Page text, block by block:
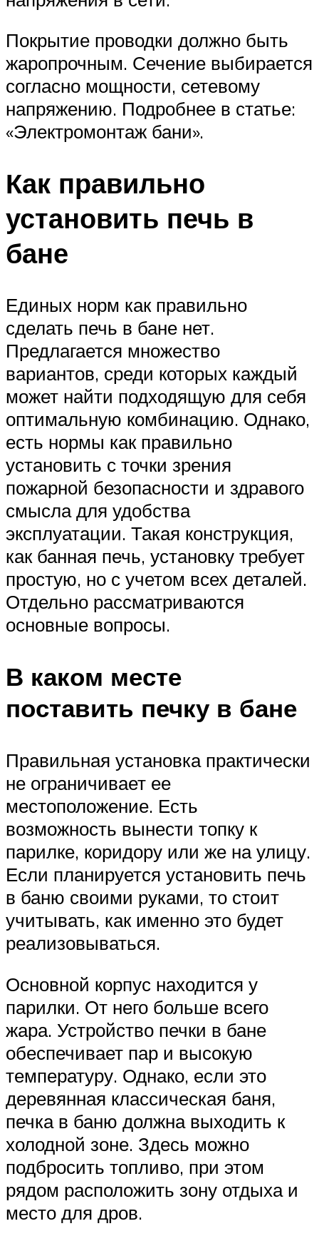
Покрытие проводки должно быть
жаропрочным. Сечение выбирается
согласно мощности, сетевому
напряжению. Подробнее в статье:
«Электромонтаж бани».
Как правильно
установить печь в
бане
Единых норм как правильно
сделать печь в бане нет.
Предлагается множество
вариантов, среди которых каждый
может найти подходящую для себя
оптимальную комбинацию. Однако,
есть нормы как правильно
установить с точки зрения
пожарной безопасности и здравого
смысла для удобства
эксплуатации. Такая конструкция,
как банная печь, установку требует
простую, но с учетом всех деталей.
Отдельно рассматриваются
основные вопросы.
В каком месте
поставить печку в бане
Правильная установка практически
не ограничивает ее
местоположение. Есть
возможность вынести топку к
парилке, коридору или же на улицу.
Если планируется установить печь
в баню своими руками, то стоит
учитывать, как именно это будет
реализовываться.
Основной корпус находится у
парилки. От него больше всего
жара. Устройство печки в бане
обеспечивает пар и высокую
температуру. Однако, если это
деревянная классическая баня,
печка в баню должна выходить к
холодной зоне. Здесь можно
подбросить топливо, при этом
рядом расположить зону отдыха и
место для дров.